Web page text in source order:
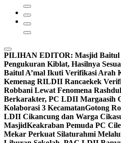
PILIHAN EDITOR: Masjid
Pengukuran Kiblat, Hasilnya
Baitul A’mal Ikuti Verifikasi Arah
Kemenag RILDII Rancaekek
Robbani Lewat Fenomena
Berkarakter, PC LDII Margaasih
Kolaborasi 3 KecamatanGotong
LDII Cikancung dan Warga
MasjidKeakraban Pemuda PC
Mekar Perkuat Silaturahmi